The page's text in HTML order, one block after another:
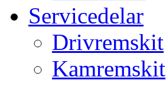
Servicedelar
Drivremskit
Kamremskit